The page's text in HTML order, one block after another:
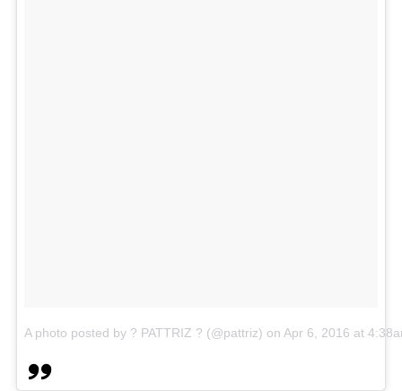
A photo posted by ? PATTRIZ ? (@pattriz) on Apr 6, 2016 at